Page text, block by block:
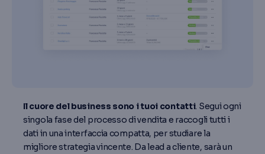
Il cuore del business sono i tuoi contatti. Segui ogni
singola fase del processo di vendita e raccogli tutti i
dati in una interfaccia compatta, per studiare la
migliore strategia vincente. Da lead a cliente, sarà un